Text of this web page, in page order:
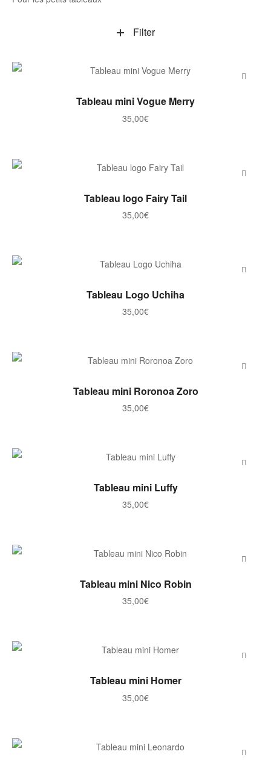
Filter
AJOUTER AU PANIER
Tableau mini Vogue Merry
35,00€
AJOUTER AU PANIER
Tableau logo Fairy Tail
35,00€
AJOUTER AU PANIER
Tableau Logo Uchiha
35,00€
AJOUTER AU PANIER
Tableau mini Roronoa Zoro
35,00€
AJOUTER AU PANIER
Tableau mini Luffy
35,00€
AJOUTER AU PANIER
Tableau mini Nico Robin
35,00€
AJOUTER AU PANIER
Tableau mini Homer
35,00€